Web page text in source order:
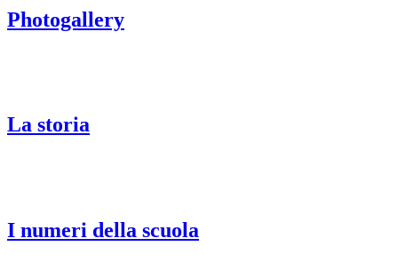
Photogallery
La storia
I numeri della scuola